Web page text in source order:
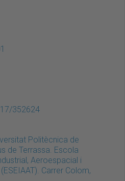
352624
Politècnica de
de Terrassa. Escola
Aeroespacial i
Carrer Colom,